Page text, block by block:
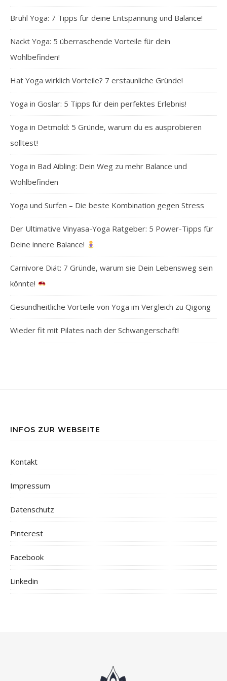
Brühl Yoga: 7 Tipps für deine Entspannung und Balance!
Nackt Yoga: 5 überraschende Vorteile für dein
Wohlbefinden!
Hat Yoga wirklich Vorteile? 7 erstaunliche Gründe!
Yoga in Goslar: 5 Tipps für dein perfektes Erlebnis!
Yoga in Detmold: 5 Gründe, warum du es ausprobieren
solltest!
Yoga in Bad Aibling: Dein Weg zu mehr Balance und
Wohlbefinden
Yoga und Surfen – Die beste Kombination gegen Stress
Der Ultimative Vinyasa-Yoga Ratgeber: 5 Power-Tipps für
Deine innere Balance!
Carnivore Diät: 7 Gründe, warum sie Dein Lebensweg sein
könnte!
Gesundheitliche Vorteile von Yoga im Vergleich zu Qigong
Wieder fit mit Pilates nach der Schwangerschaft!
INFOS ZUR WEBSEITE
Kontakt
Impressum
Datenschutz
Pinterest
Facebook
Linkedin